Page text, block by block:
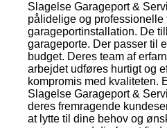
Slagelse Garageport &
pålidelige og professionelle
garageportinstallation. De
garageporte. Der passer til
budget. Deres team af
arbejdet udføres hurtigt og
kompromis med kvaliteten.
Slagelse Garageport &
deres fremragende
at lytte til dine behov og